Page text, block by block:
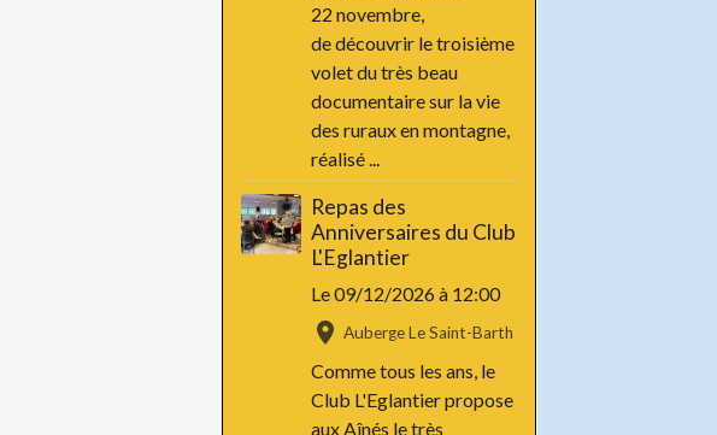
22 novembre,
de découvrir le troisième
volet du très beau
documentaire sur la vie
des ruraux en montagne,
réalisé ...
Repas des
Anniversaires du Club
L'Eglantier
Le 09/12/2026à 12:00
Auberge Le Saint-Barth
Comme tous les ans, le
Club L'Eglantier propose
aux Aînés le très